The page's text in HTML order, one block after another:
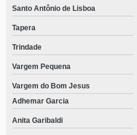
Santo Antônio de Lisboa
Tapera
Trindade
Vargem Pequena
Vargem do Bom Jesus
Adhemar Garcia
Anita Garibaldi